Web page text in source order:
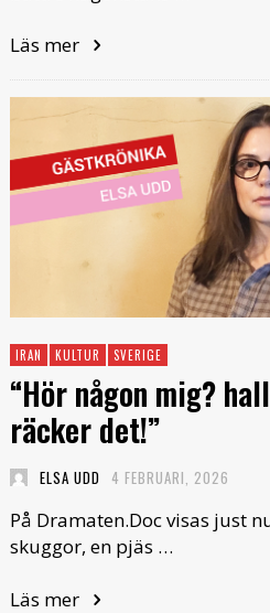
Läs mer
IRAN KULTUR SVERIGE
“Hör någon mig?
räcker det!”
ELSA UDD 4 FEBRUARI, 2026
På Dramaten.Doc visas just
skuggor, en pjäs …
Läs mer